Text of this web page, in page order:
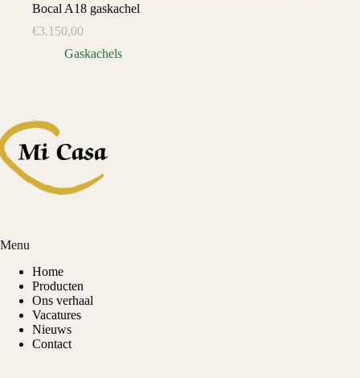
Bocal A18 gaskachel
€3.150,00
Gaskachels
Menu
Home
Producten
Ons verhaal
Vacatures
Nieuws
Contact